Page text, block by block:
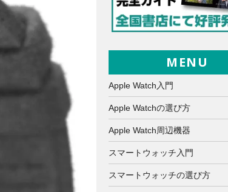
MENU
Apple Watch入門
Apple Watchの選び方
Apple Watch周辺機器
スマートウォッチ入門
スマートウォッチの選び方